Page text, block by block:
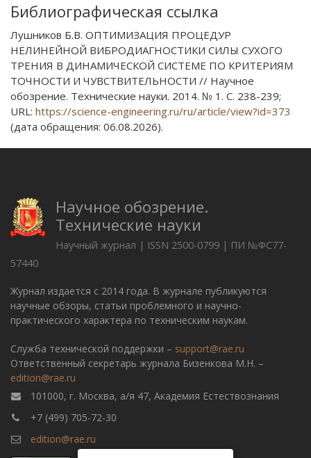
Библиографическая ссылка
Лушников Б.В. ОПТИМИЗАЦИЯ ПРОЦЕДУР
НЕЛИНЕЙНОЙ ВИБРОДИАГНОСТИКИ СИЛЫ СУХОГО
ТРЕНИЯ В ДИНАМИЧЕСКОЙ СИСТЕМЕ ПО КРИТЕРИЯМ
ТОЧНОСТИ И ЧУВСТВИТЕЛЬНОСТИ // Научное
обозрение. Технические науки. 2014. № 1. С. 238-239;
URL: https://science-engineering.ru/ru/article/view?id=373
(дата обращения: 06.08.2026).
Научное обозрение.
Технические науки
Научный журнал | ISSN 2500-0799 | ПИ №ФС77-
57440
Журнал издается с 2014 года. В журнале публикуются
научные обзоры, статьи проблемного и научно-
практического характера по техническим наукам.
Служба технической поддержки – support@rae.ru
Ответственный секретарь журнала Бизенкова М.Н. –
edition@rae.ru
101000, г. Москва, а/я 47, Академия Естествознания
+7 (499) 705-72-30
edition@rae.ru